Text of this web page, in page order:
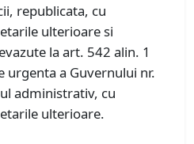
republicata, cu
ulterioare si
la art. 542 alin. 1
urgenta a Guvernului nr.
administrativ, cu
ulterioare.